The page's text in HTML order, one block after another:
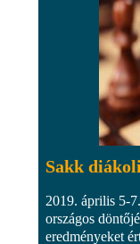
Sakk
2019. április 5-
országos
eredményeket